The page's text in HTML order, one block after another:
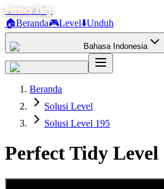
Perfect Tidy
🏠Beranda🎮Level⬇️Unduh
Bahasa Indonesia
Beranda
Solusi Level
Solusi Level 195
Perfect Tidy Level